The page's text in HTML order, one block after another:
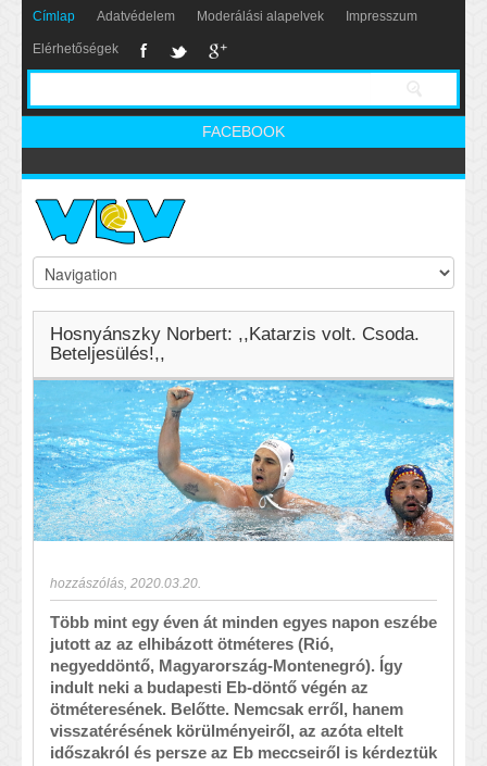
Címlap Adatvédelem Moderálási alapelvek Impresszum
Elérhetőségek
FACEBOOK
Hosnyánszky Norbert: ,,Katarzis volt. Csoda.
Beteljesülés!,,
hozzászólás 2020.03.20.
Több mint egy éven át minden egyes napon eszébe
jutott az az elhibázott ötméteres (Rió,
negyeddöntő, Magyarország-Montenegró). Így
indult neki a budapesti Eb-döntő végén az
ötméteresének. Belőtte. Nemcsak erről, hanem
visszatérésének körülményeiről, az azóta eltelt
időszakról és persze az Eb meccseiről is kérdeztük